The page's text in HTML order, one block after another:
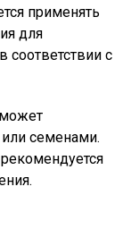
применять
для
соответствии с
семенами.